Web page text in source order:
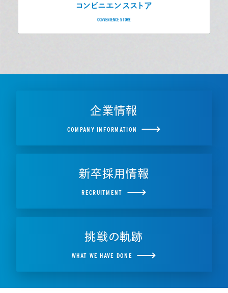
コンビニエンスストア
CONVENIENCE STORE
企業情報
COMPANY INFORMATION
新卒採用情報
RECRUITMENT
挑戦の軌跡
WHAT WE HAVE DONE